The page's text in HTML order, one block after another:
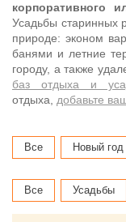
корпоративного
Усадьбы старинных
природе: эконом
банями и летние
городу, а также
баз отдыха и
отдыха, добавьте
Все Новый год
Все Усадьбы